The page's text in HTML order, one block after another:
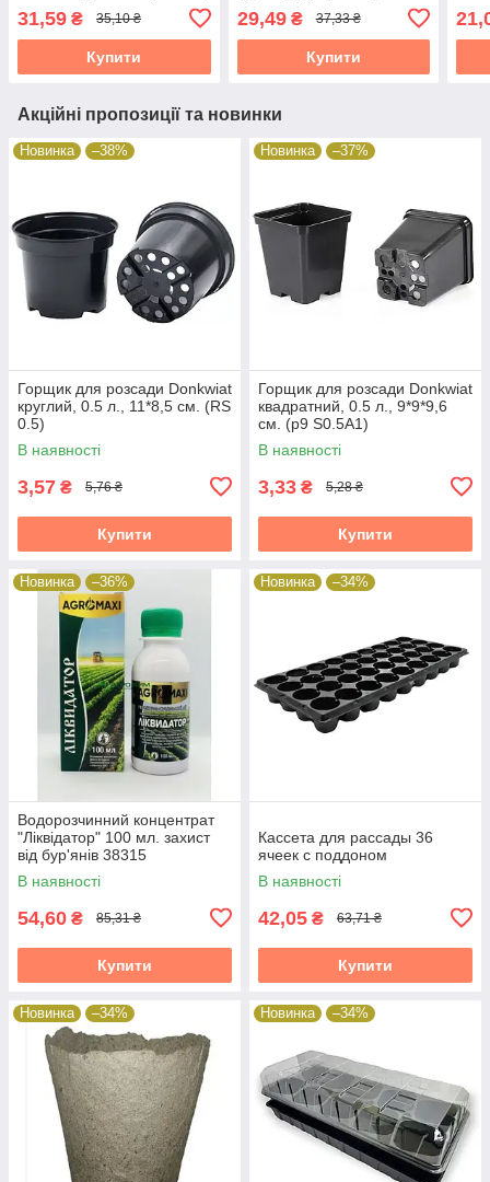
31,59 ₴ 35,10 ₴
Купити
29,49₴ 37,33 ₴
Купити
Акційні пропозиції та новинки
Новинка –38%
Горщик для розсади Donkwiat
круглий, 0.5 л., 11*8,5 см. (RS
0.5)
В наявності
3,57 ₴ 5,76 ₴
Купити
Новинка –37%
Горщик для розсади Donkwiat
квадратний, 0.5 л., 9*9*9,6
см. (p9 S0.5A1)
В наявності
3,33 ₴ 5,28 ₴
Купити
Новинка –36%
Водорозчинний концентрат
"Ліквідатор" 100 мл. захист
від бур'янів 38315
В наявності
54,60 ₴ 85,31 ₴
Купити
Новинка –34%
Кассета для рассады 36
ячеек с поддоном
В наявності
42,05 ₴ 63,71 ₴
Купити
Новинка –34% Новинка –34%